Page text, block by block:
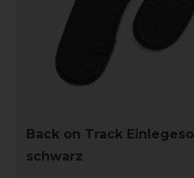
Back on Track
schwarz